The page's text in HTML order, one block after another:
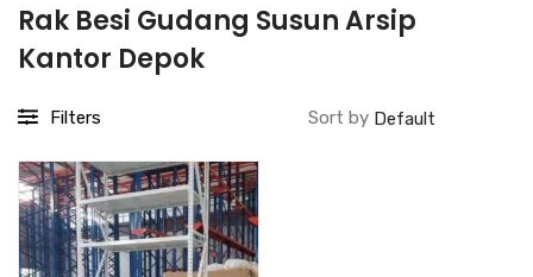
Rak Besi Gudang Susun Arsip
Kantor Depok
Filters Sort by